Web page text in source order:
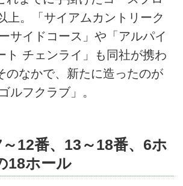
上。「サイアムカントリーク
サイドコース」や「アルパイ
ト チェンライ」も同社が携わ
のなかで、新たに造ったのが
ルフクラブ」。
12番、13～18番、6ホ
18ホール